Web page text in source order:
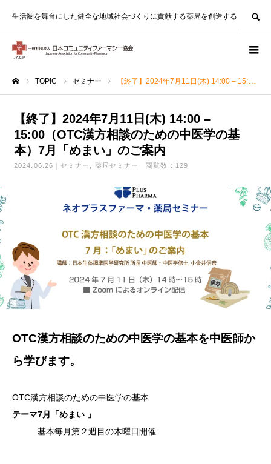
生活圏を舞台にした健全な地域社会づくりに貢献する薬局を創造する
TOPIC セミナー 【終了】2024年7月11日(木) 14:00 – 15:00（OTC漢方相談のための中医学の基本）7月「めまい」のご案内
【終了】2024年7月11日(木) 14:00 –
15:00（OTC漢方相談のための中医学の基
本）7月「めまい」のご案内
2024.06.26 セミナー 薬局セミナー 閲覧数：129
OTC漢方相談のための中医学の基本を中医師か
ら学びます。
OTC漢方相談のための中医学の基本
テーマ7月「めまい 」
基本毎月第２週目の木曜日開催